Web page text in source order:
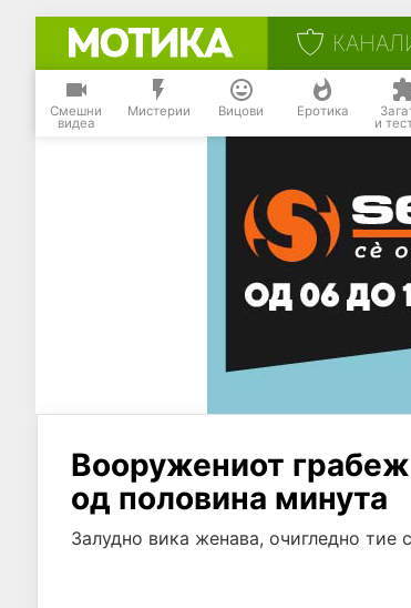
Смешни
видеа
Мистерии Вицови Еротика
и
Вооружениот
од половина минута
Залудно вика женава, очигледно тие